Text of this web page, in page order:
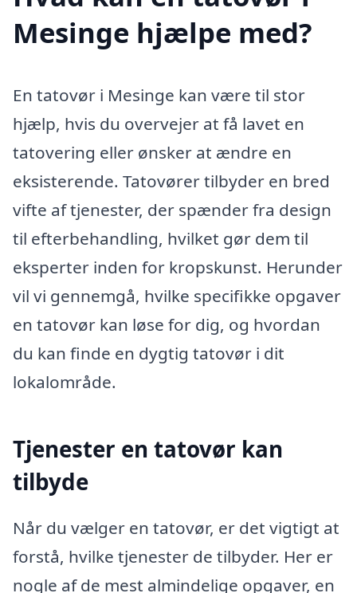
Mesinge hjælpe med?
En tatovør i Mesinge kan være til stor
hjælp, hvis du overvejer at få lavet en
tatovering eller ønsker at ændre en
eksisterende. Tatovører tilbyder en bred
vifte af tjenester, der spænder fra design
til efterbehandling, hvilket gør dem til
eksperter inden for kropskunst. Herunder
vil vi gennemgå, hvilke specifikke opgaver
en tatovør kan løse for dig, og hvordan
du kan finde en dygtig tatovør i dit
lokalområde.
Tjenester en tatovør kan
tilbyde
Når du vælger en tatovør, er det vigtigt at
forstå, hvilke tjenester de tilbyder. Her er
nogle af de mest almindelige opgaver, en